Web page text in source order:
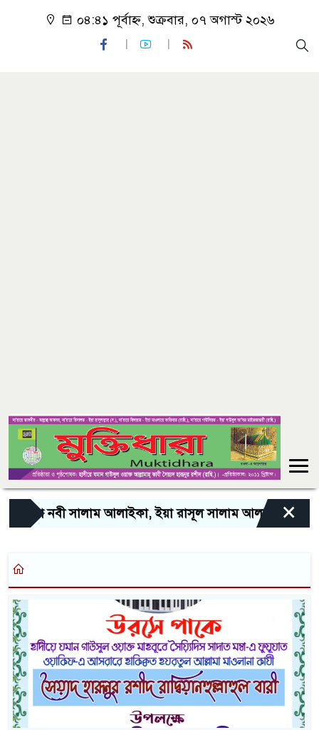
০৪:৪১ পূর্বাহ্ন, শুক্রবার, ০৭ অগাস্ট ২০২৬
নবী সালাম আলাইকা, ইয়া রাসূল সালাম আলাইকা, ইয়া×